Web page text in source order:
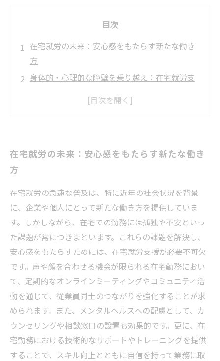
目次
在宅就労の未来：安心感をもたらす新たな働き
方
身体的・心理的な障壁を乗り越え：在宅就労支
ストレス軽減と生活の質向上：在宅での働き方
サポートサービスで安心を提供：在宅就労支援
実践事例から学ぶ：在宅就労支援の効果と方法
未来を見据えて：安心感をもたらす在宅就労の
展望
在宅就労の未来：安心感をもたらす新たな働き
方
在宅就労の急速な普及は、特に近年の社会状況を背景
に、企業や個人にとって新たな働き方を提供していま
す。しかしながら、在宅での勤務には孤独や不安といっ
た課題が常につきまといます。これらの課題を解決し、
安心感をもたらすためには、在宅就労支援が必要不可欠
です。声や顔を合わせる機会が限られる在宅勤務におい
て、定期的なオンラインミーティングやコミュニティ活
動を通じて、従業員同士のつながりを強化することが求
められます。また、メンタルヘルスへの配慮として、カ
ウンセリングや相談窓口の設置も効果的です。更に、在
宅勤務における技術的なサポートやトレーニングを提供
することで、スキル向上とともに自信を持って業務に取